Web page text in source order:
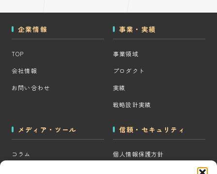
企業情報
TOP
会社情報
お問い合わせ
事業・実績
事業領域
プロダクト
実績
戦略設計実績
メディア・ツール
コラム
信頼・セキュリティ
個人情報保護方針